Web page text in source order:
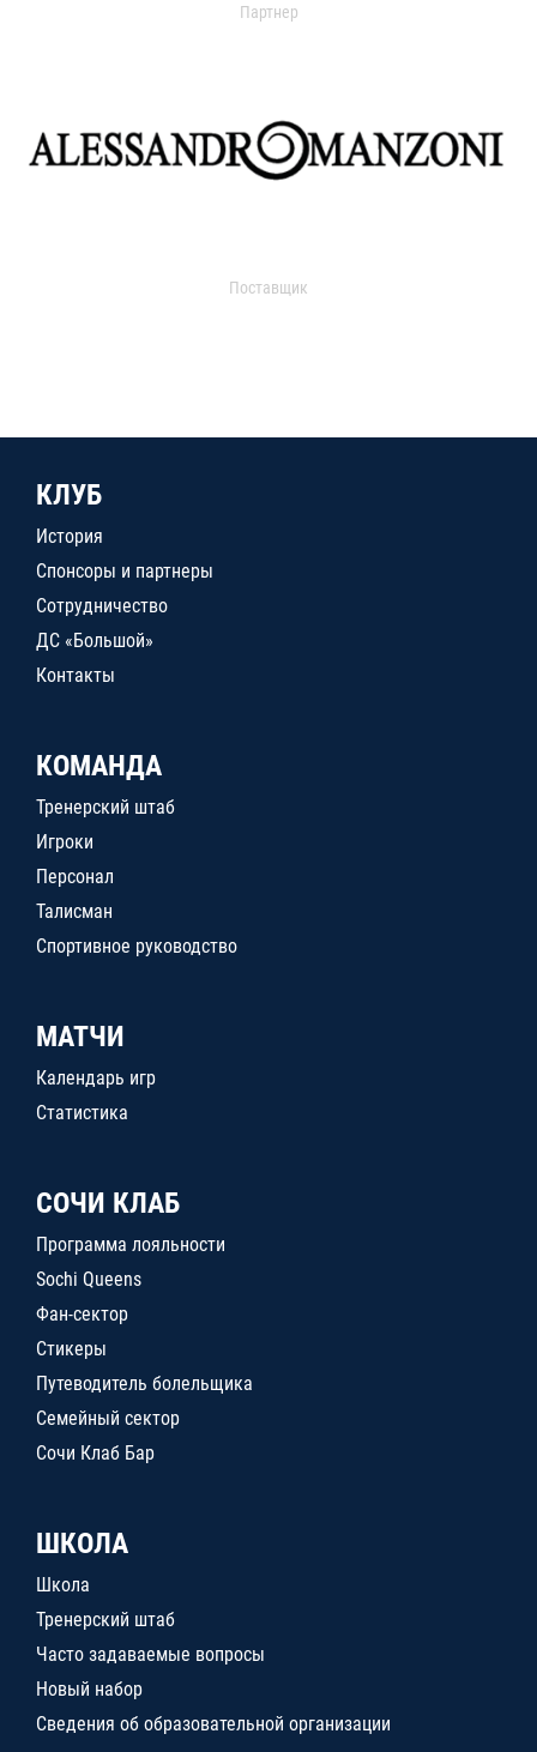
Партнер
Поставщик
КЛУБ
История
Спонсоры и партнеры
Сотрудничество
ДС «Большой»
Контакты
КОМАНДА
Тренерский штаб
Игроки
Персонал
Талисман
Спортивное руководство
МАТЧИ
Календарь игр
Статистика
СОЧИ КЛАБ
Программа лояльности
Sochi Queens
Фан-сектор
Стикеры
Путеводитель болельщика
Семейный сектор
Сочи Клаб Бар
ШКОЛА
Школа
Тренерский штаб
Часто задаваемые вопросы
Новый набор
Сведения об образовательной организации